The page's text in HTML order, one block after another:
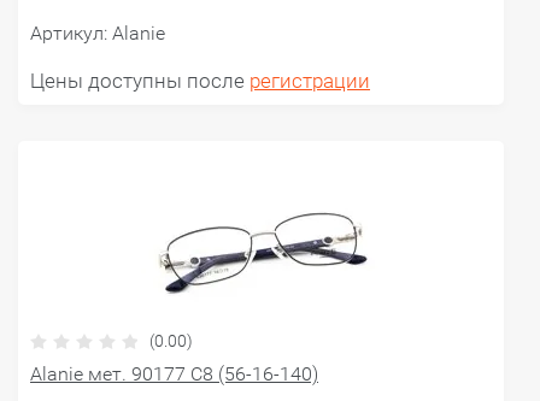
Артикул: Alanie
Цены доступны после регистрации
(0.00)
Alanie мет. 90177 C8 (56-16-140)